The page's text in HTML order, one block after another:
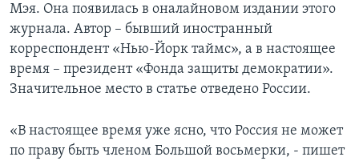
ДЕТАЛИ
НЬЮ-ЙОРК NEW YORK
АМЕРИКА. БОЛЬШОЕ ПУТЕШЕСТВИЕ
АМЕРИКАНСКИЕ ГОРОДКИ
УЧИМ АНГЛИЙСКИЙ
ВИДЕО
ПОДПИСКА НА НОВОСТИ
СОЦИАЛЬНЫЕ СЕТИ
Мэя. Она появилась в оналайновом издании этого
журнала. Автор – бывший иностранный
корреспондент «Нью-Йорк таймс», а в настоящее
время – президент «Фонда защиты демократии».
Значительное место в статье отведено России.
«В настоящее время уже ясно, что Россия не может
по праву быть членом Большой восьмерки, - пишет